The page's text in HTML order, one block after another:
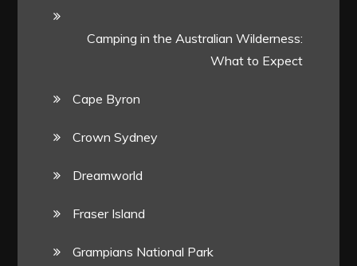
Camping in the Australian Wilderness:
What to Expect
Cape Byron
Crown Sydney
Dreamworld
Fraser Island
Grampians National Park